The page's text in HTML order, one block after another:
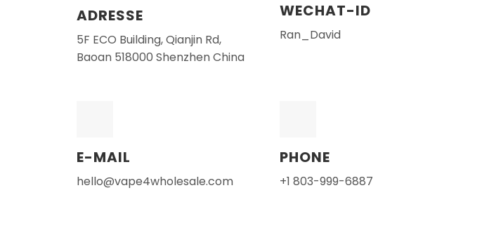
ADRESSE
5F ECO Building, Qianjin Rd,
Baoan 518000 Shenzhen China
WECHAT-ID
Ran_David
E-MAIL
hello@vape4wholesale.com
PHONE
+1 803-999-6887